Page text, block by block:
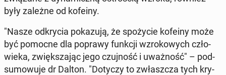
były zależne od kofeiny.
"Nasze od­kry­cia po­ka­zu­ją, że spo­ży­cie kofeiny może
być pomocne dla poprawy funkcji wzro­ko­wych czło­
wie­ka, zwięk­sza­jąc jego czuj­ność i uważ­ność" – pod­
su­mo­wu­je dr Dalton. "Dotyczy to zwłasz­cza tych kry­